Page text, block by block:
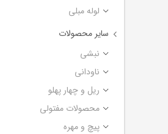
لوله مبلی
سایر محصولات
نبشی
ناودانی
ریل و چهار پهلو
محصولات مفتولی
پیچ و مهره